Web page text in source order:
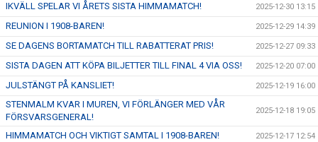
IKVÄLL SPELAR VI ÅRETS SISTA HIMMAMATCH! 2025-12-30 13:15
REUNION I 1908-BAREN! 2025-12-29 14:39
SE DAGENS BORTAMATCH TILL RABATTERAT PRIS! 2025-12-27 09:33
SISTA DAGEN ATT KÖPA BILJETTER TILL FINAL 4 VIA OSS! 2025-12-20 07:00
JULSTÄNGT PÅ KANSLIET! 2025-12-19 16:00
STENMALM KVAR I MUREN, VI FÖRLÄNGER MED VÅR
FÖRSVARSGENERAL!
2025-12-18 19:05
HIMMAMATCH OCH VIKTIGT SAMTAL I 1908-BAREN! 2025-12-17 12:54